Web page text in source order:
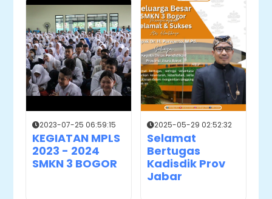
2023-07-25 06:59:15
KEGIATAN MPLS
2023 - 2024
SMKN 3 BOGOR
2025-05-29 02:52:32
Selamat
Bertugas
Kadisdik Prov
Jabar